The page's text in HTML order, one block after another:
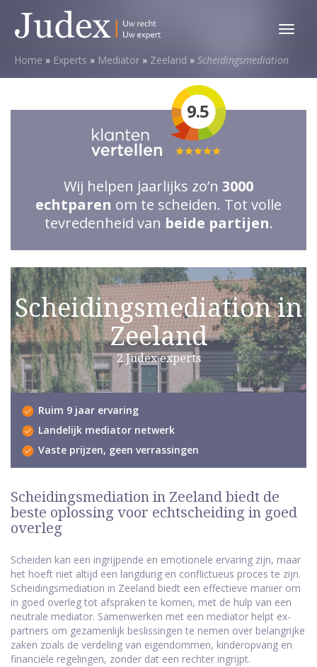
Toggle
Home » Experts » Mediator » Zeeland » Scheidingsmediation
9.5
Totale
waardering:
5
van
Wij helpen jaarlijks zo’n 3000
echtparen om te scheiden. Tot volle
tevredenheid van beide partijen.
Scheidingsmediation in
Zeeland
2 Judex experts
Ruim 9 jaar ervaring
Landelijk mediator netwerk
Vaste prijzen, geen verrassingen
Scheidingsmediation in Zeeland biedt de
beste oplossing voor echtscheiding in goed
overleg
Scheiden kan een ingrijpende en emotionele ervaring zijn, maar
het hoeft niet altijd een langdurig en conflictueus proces te zijn.
Scheidingsmediation in Zeeland biedt een effectieve manier om
in goed overleg tot afspraken te komen, met de hulp van een
neutrale mediator. Samenwerken met een mediator helpt ex-
partners om gezamenlijk beslissingen te nemen over belangrijke
zaken zoals de verdeling van eigendommen, kinderopvang en
financiële regelingen, zonder dat een rechter ingrijpt.